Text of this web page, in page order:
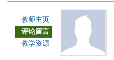
教师主页
评论留言
教学资源